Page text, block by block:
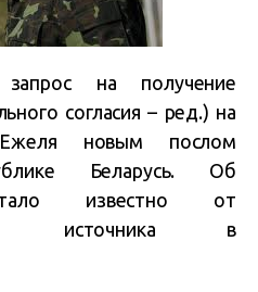
на получение
согласия – ред.) на
Ежеля новым послом
Беларусь. Об
известно от
источника в